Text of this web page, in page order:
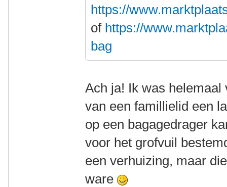
https://
of https://
bag
Ach ja! Ik was
van een famillielid een
op een bagagedrager
voor het grofvuil
een verhuizing, maar
ware